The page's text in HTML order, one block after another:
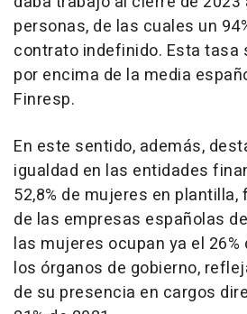
personas, de las cuales un
contrato indefinido. Esta tasa
por encima de la media
Finresp.
En este sentido, además,
igualdad en las entidades
52,8% de mujeres en
de las empresas españolas
las mujeres ocupan ya el
los órganos de gobierno,
de su presencia en cargos